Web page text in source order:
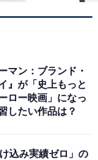
マン：ブランド・
』が「史上もっと
ロー映画」になっ
したい作品は？
込み実績ゼロ」の